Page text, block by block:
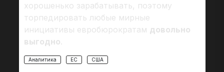
хорошенько зарабатывать, поэтому
торпедировать любые мирные
инициативы евробюрократам довольно
выгодно.
Аналитика ЕС США